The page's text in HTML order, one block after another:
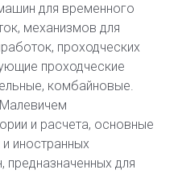
для временного
механизмов для
проходческих
проходческие
комбайновые.
и расчета, основные
иностранных
предназначенных для